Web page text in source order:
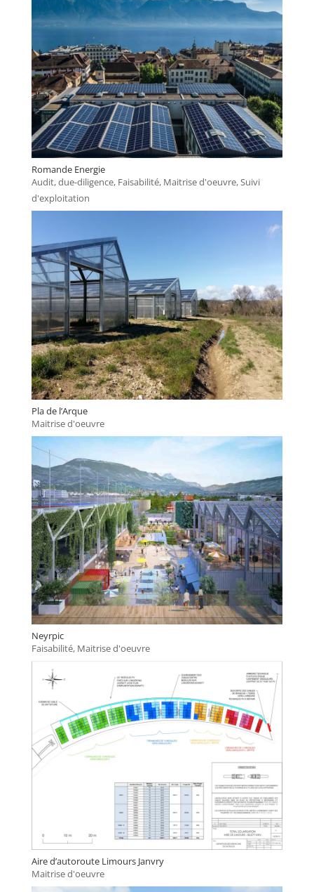
Romande Energie
Audit, due-diligence, Faisabilité, Maitrise d'oeuvre,Suivi
d'exploitation
Pla de l’Arque
Maitrise d'oeuvre
Neyrpic
Faisabilité, Maitrise d'oeuvre
Aire d’autoroute Limours Janvry
Maitrise d'oeuvre